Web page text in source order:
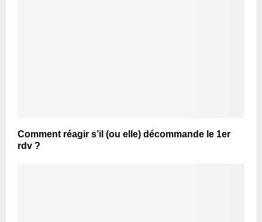
Comment réagir s’il (ou elle) décommande le 1er
rdv ?